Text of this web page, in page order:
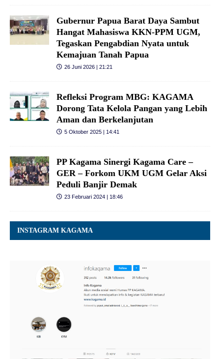
Gubernur Papua Barat Daya Sambut
Hangat Mahasiswa KKN-PPM UGM,
Tegaskan Pengabdian Nyata untuk
Kemajuan Tanah Papua
26 Juni 2026 | 21:21
Refleksi Program MBG: KAGAMA
Dorong Tata Kelola Pangan yang Lebih
Aman dan Berkelanjutan
5 Oktober 2025 | 14:41
PP Kagama Sinergi Kagama Care –
GER – Forkom UKM UGM Gelar Aksi
Peduli Banjir Demak
23 Februari 2024 | 18:46
INSTAGRAM KAGAMA